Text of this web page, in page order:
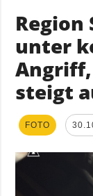
Region
unter
steigt
FOTO